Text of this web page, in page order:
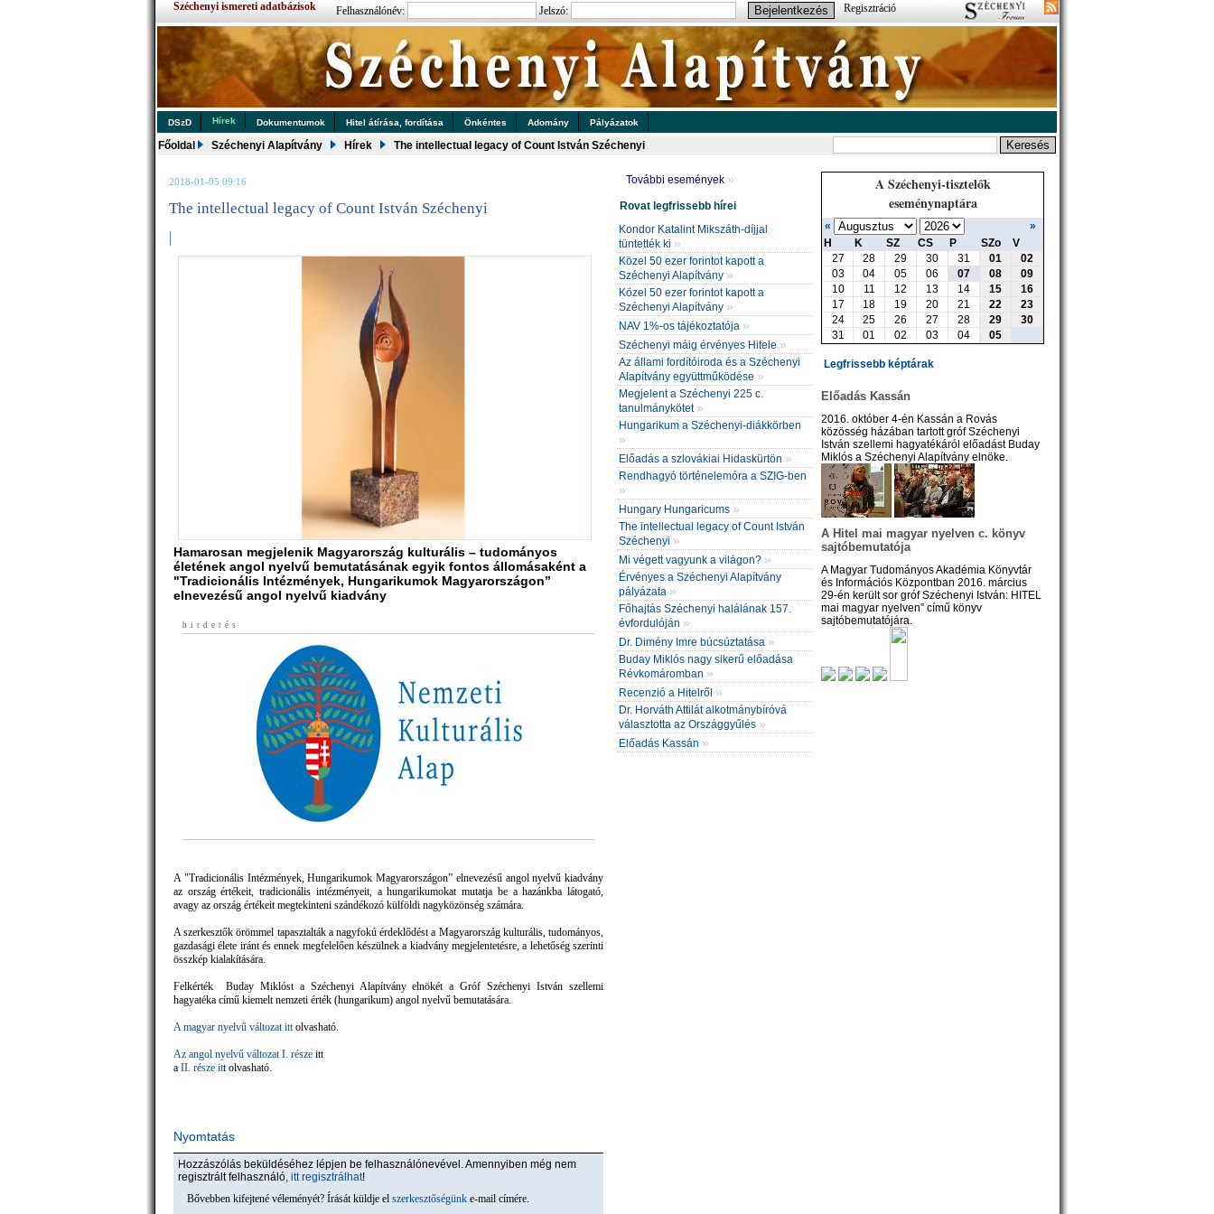
Széchenyi ismereti adatbázisok Felhasználónév: Jelszó: Regisztráció
DSzD Hírek Dokumentumok Hitel átírása, fordítása Önkéntes Adomány Pályázatok
Főoldal Széchenyi Alapítvány Hírek The intellectual legacy of Count István Széchenyi
2018-01-05 09:16
The intellectual legacy of Count István Széchenyi
|
Hamarosan megjelenik Magyarország kulturális – tudományos
életének angol nyelvű bemutatásának egyik fontos állomásaként a
"Tradicionális Intézmények, Hungarikumok Magyarországon”
elnevezésű angol nyelvű kiadvány
hirdetés
A "Tradicionális Intézmények, Hungarikumok Magyarországon” elnevezésű angol nyelvű kiadvány
az ország értékeit, tradicionális intézményeit, a hungarikumokat mutatja be a hazánkba látogató,
avagy az ország értékeit megtekinteni szándékozó külföldi nagyközönség számára.
A szerkesztők örömmel tapasztalták a nagyfokú érdeklődést a Magyarország kulturális, tudományos,
gazdasági élete iránt és ennek megfelelően készülnek a kiadvány megjelentetésre, a lehetőség szerinti
összkép kialakítására.
Felkérték Buday Miklóst a Széchenyi Alapítvány elnökét a Gróf Széchenyi István szellemi
hagyatéka című kiemelt nemzeti érték (hungarikum) angol nyelvű bemutatására.
A magyar nyelvű változat ittolvasható.
Az angol nyelvű változat I. része itt
a II. része itt olvasható.
Nyomtatás
Hozzászólás beküldéséhez lépjen be felhasználónevével. Amennyiben még nem
regisztrált felhasználó, itt regisztrálhat!
Bővebben kifejtené véleményét? Írását küldje el szerkesztőségünk e-mail címére.
További események »
Rovat legfrissebb hírei
Kondor Katalint Mikszáth-díjjal
tüntették ki »
Közel 50 ezer forintot kapott a
Széchenyi Alapítvány »
Közel 50 ezer forintot kapott a
Széchenyi Alapítvány »
NAV 1%-os tájékoztatója »
Széchenyi máig érvényes Hitele »
Az állami fordítóiroda és a Széchenyi
Alapítvány együttműködése »
Megjelent a Széchenyi 225 c.
tanulmánykötet »
Hungarikum a Széchenyi-diákkörben
»
Előadás a szlovákiai Hidaskürtön »
Rendhagyó történelemóra a SZIG-ben
»
Hungary Hungaricums »
The intellectual legacy of Count István
Széchenyi »
Mi végett vagyunk a világon? »
Érvényes a Széchenyi Alapítvány
pályázata »
Főhajtás Széchenyi halálának 157.
évfordulóján »
Dr. Dimény Imre búcsúztatása »
Buday Miklós nagy sikerű előadása
Révkomáromban »
Recenzió a Hitelről »
Dr. Horváth Attilát alkotmánybíróvá
választotta az Országgyűlés »
Előadás Kassán »
A Széchenyi-tisztelők
eseménynaptára
«
»
H
K SZ CS P SZo
V
27
28 29 30 31 01
02
03
04 05 06 07 08
09
10
11 12 13 14 15
16
17
18 19 20 21 22
23
24
25 26 27 28 29
30
31
01 02 03 04 05
Legfrissebb képtárak
Előadás Kassán
2016. október 4-én Kassán a Rovás
közösség házában tartott gróf Széchenyi
István szellemi hagyatékáról előadást Buday
Miklós a Széchenyi Alapítvány elnöke.
A Hitel mai magyar nyelven c. könyv
sajtóbemutatója
A Magyar Tudományos Akadémia Könyvtár
és Információs Központban 2016. március
29-én került sor gróf Széchenyi István: HITEL
mai magyar nyelven” című könyv
sajtóbemutatójára.